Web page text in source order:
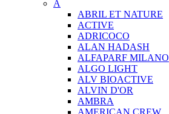
A
ABRIL ET NATURE
ACTIVE
ADRICOCO
ALAN HADASH
ALFAPARF MILANO
ALGO LIGHT
ALV BIOACTIVE
ALVIN D'OR
AMBRA
AMERICAN CREW